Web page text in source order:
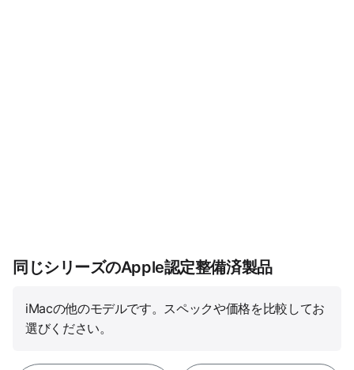
同じシリーズのApple認定整備済製品
iMacの他のモデルです。スペックや価格を比較してお
選びください。